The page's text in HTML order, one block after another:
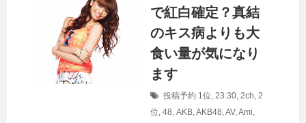
で紅白確定？真結
のキス病よりも大
食い量が気になり
ます
投稿予約 1位, 23:30, 2ch, 2
位, 48, AKB,AKB48,AV,Ami,